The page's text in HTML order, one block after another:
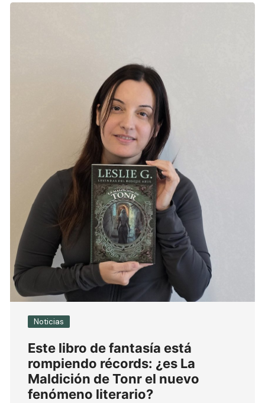
Noticias
Este libro de fantasía está
rompiendo récords: ¿es La
Maldición de Tonr el nuevo
fenómeno literario?